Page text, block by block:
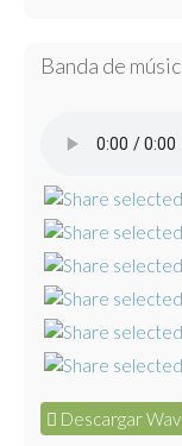
Banda de
Descargar Wav